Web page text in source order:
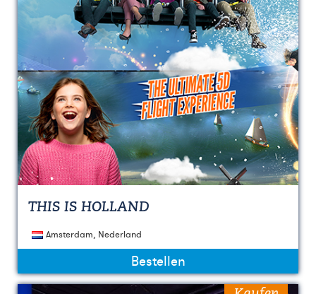
THIS IS HOLLAND
Amsterdam, Nederland
Bestellen